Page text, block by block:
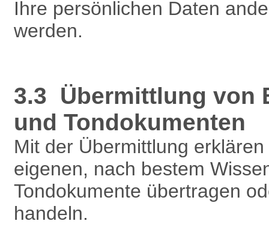
Ihre persönlichen Daten
werden.
3.3 Übermittlung von
und Tondokumenten
Mit der Übermittlung
eigenen, nach bestem
Tondokumente übertragen
handeln.